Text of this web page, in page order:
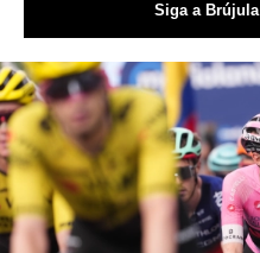
Siga a